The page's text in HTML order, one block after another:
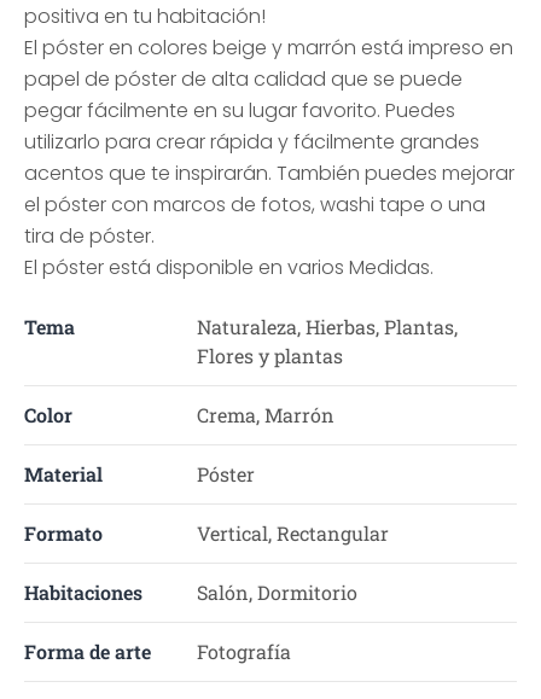
positiva en tu habitación!
El póster en colores beige y marrón está impreso en
papel de póster de alta calidad que se puede
pegar fácilmente en su lugar favorito. Puedes
utilizarlo para crear rápida y fácilmente grandes
acentos que te inspirarán. También puedes mejorar
el póster con marcos de fotos, washi tape o una
tira de póster.
El póster está disponible en varios Medidas.
Tema
Naturaleza, Hierbas, Plantas,
Flores y plantas
Color Crema, Marrón
Material Póster
Formato Vertical, Rectangular
Habitaciones Salón, Dormitorio
Forma de arte Fotografía